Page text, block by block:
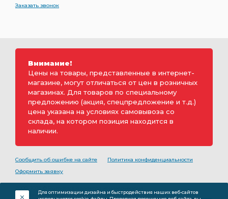
Заказать звонок
Внимание!
Цены на товары, представленные в интернет-
магазине, могут отличаться от цен в розничных
магазинах. Для товаров по специальному
предложению (акция, спецпредложение и т.д.)
цена указана на условиях самовывоза со
склада, на котором позиция находится в
наличии.
Сообщить об ошибке на сайте
Политика конфиденциальности
Оформить заявку
обозначением ООО «РуМоторс». Все права на
Для оптимизации дизайна и быстродействия наших веб-сайтов